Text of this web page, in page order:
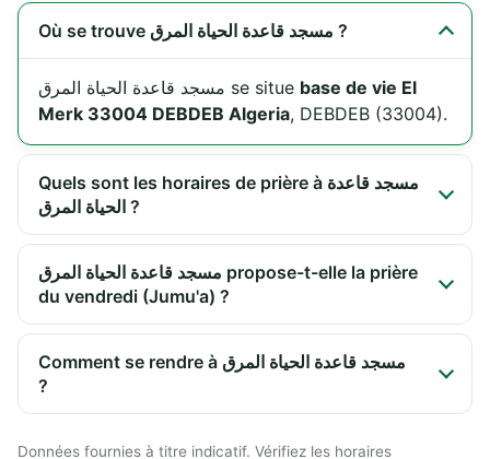
Où se trouve مسجد قاعدة الحياة المرق ?
مسجد قاعدة الحياة المرق se situe base de vie El
Merk 33004 DEBDEB Algeria, DEBDEB (33004).
Quels sont les horaires de prière à مسجد قاعدة
الحياة المرق ?
مسجد قاعدة الحياة المرق propose-t-elle la prière
du vendredi (Jumu'a) ?
Comment se rendre à مسجد قاعدة الحياة المرق
?
Données fournies à titre indicatif. Vérifiez les horaires